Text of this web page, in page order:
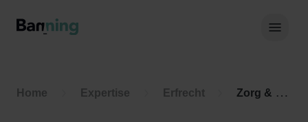
Home Expertise Erfrecht Zorg & gezag